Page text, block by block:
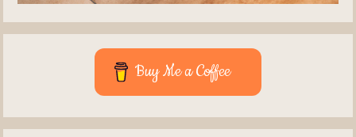
Buy Me a Coffee